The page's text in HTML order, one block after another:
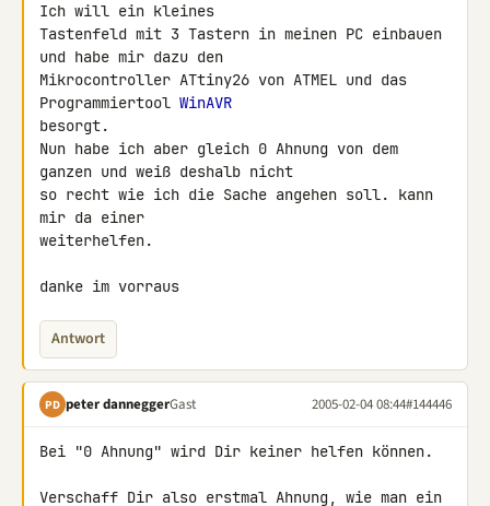
Ich will ein kleines
Tastenfeld mit 3 Tastern in meinen PC einbauen
und habe mir dazu den
Mikrocontroller ATtiny26 von ATMEL und das
Programmiertool WinAVR
besorgt.
Nun habe ich aber gleich 0 Ahnung von dem
ganzen und weiß deshalb nicht
so recht wie ich die Sache angehen soll. kann
mir da einer
weiterhelfen.
danke im vorraus
Antwort
PD peter danneggerGast 2005-02-04 08:44#144446
Bei "0 Ahnung" wird Dir keiner helfen können.
Verschaff Dir also erstmal Ahnung, wie man ein